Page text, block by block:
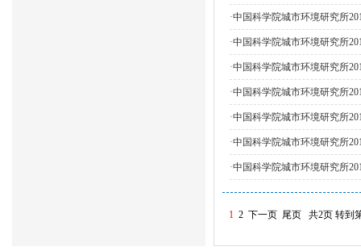
·中国科学院城市环境研究所
·中国科学院城市环境研究所
·中国科学院城市环境研究所
·中国科学院城市环境研究所
·中国科学院城市环境研究所
·中国科学院城市环境研究所
·中国科学院城市环境研究所
1 2 下一页 尾页 共2页 转到